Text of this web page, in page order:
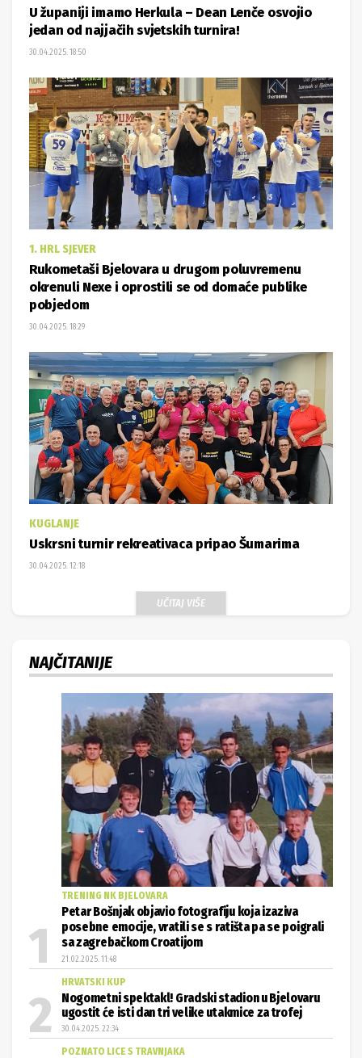
U županiji imamo Herkula – Dean Lenče osvojio
jedan od najjačih svjetskih turnira!
30.04.2025. 18:50
1. HRL SJEVER
Rukometaši Bjelovara u drugom poluvremenu
okrenuli Nexe i oprostili se od domaće publike
pobjedom
30.04.2025. 18:29
KUGLANJE
Uskrsni turnir rekreativaca pripao Šumarima
30.04.2025. 12:18
UČITAJ VIŠE
NAJČITANIJE
TRENING NK BJELOVARA
Petar Bošnjak objavio fotografiju koja izaziva
posebne emocije, vratili se s ratišta pa se poigrali
sa zagrebačkom Croatijom
21.02.2025. 11:48
HRVATSKI KUP
Nogometni spektakl! Gradski stadion u Bjelovaru
ugostit će isti dan tri velike utakmice za trofej
30.04.2025. 22:34
POZNATO LICE S TRAVNJAKA